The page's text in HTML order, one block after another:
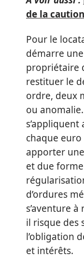
de la
Pour le
démarre
propriétaire
restituer le
ordre, deux
ou
chaque
apporter
et due
d’ordures
s’aventure
il risque des
l’obligation
et intérêts.